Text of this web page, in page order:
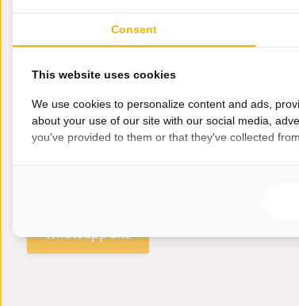
Hulp nodig?
Whatsapp ons
Consent
This website uses cookies
We use cookies to personalize content and ads,
about your use of our site with our social media,
you've provided to them or that they've collected